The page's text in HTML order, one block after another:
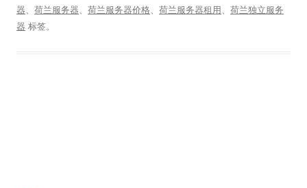
器、 荷兰服务器、 荷兰服务器价格、 荷兰服务器租用 、 荷兰独立服务
器 标签。